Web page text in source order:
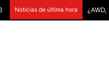
Noticias de última hora